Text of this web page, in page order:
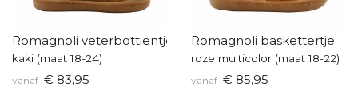
Romagnoli veterbottientje
kaki (maat 18-24)
vanaf € 83,95
Romagnoli baskettertje
roze multicolor (maat 18-22)
vanaf € 85,95